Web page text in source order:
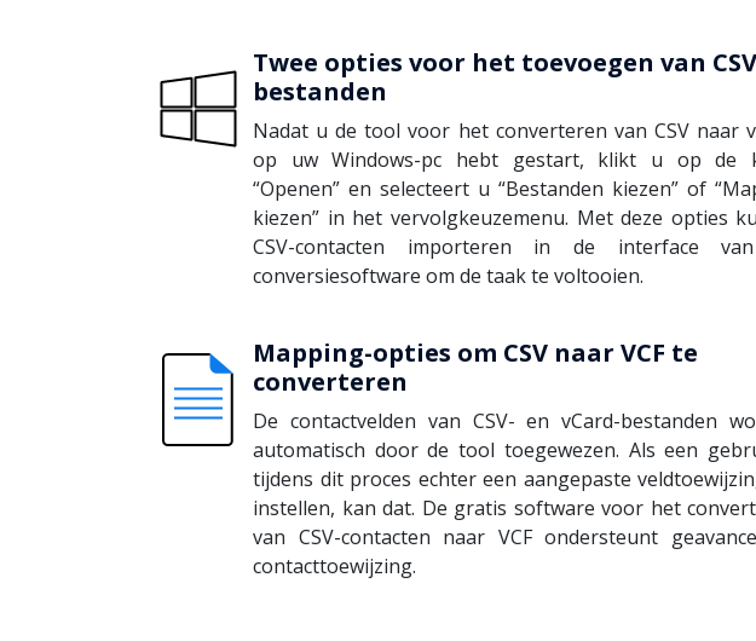
Twee opties voor het toevoegen van
bestanden
Nadat u de tool voor het converteren van CSV naar
op uw Windows-pc hebt gestart, klikt u op de
“Openen” en selecteert u “Bestanden kiezen” of
kiezen” in het vervolgkeuzemenu. Met deze opties
CSV-contacten importeren in de interface
conversiesoftware om de taak te voltooien.
Mapping-opties om CSV naar VCF te
converteren
De contactvelden van CSV- en vCard-bestanden
automatisch door de tool toegewezen. Als een
tijdens dit proces echter een aangepaste
instellen, kan dat. De gratis software voor het
van CSV-contacten naar VCF ondersteunt
contacttoewijzing.